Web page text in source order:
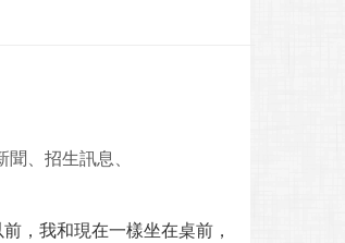
、招生訊息、
，我和現在一樣坐在桌前，